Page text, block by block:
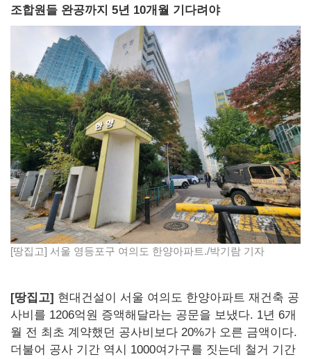
조합원들 완공까지 5년 10개월 기다려야
[땅집고] 서울 영등포구 여의도 한양아파트./박기람 기자
[땅집고] 현대건설이 서울 여의도 한양아파트 재건축 공
사비를 1206억원 증액해달라는 공문을 보냈다. 1년 6개
월 전 최초 계약했던 공사비보다 20%가 오른 금액이다.
더불어 공사 기간 역시 1000여가구를 짓는데 철거 기간